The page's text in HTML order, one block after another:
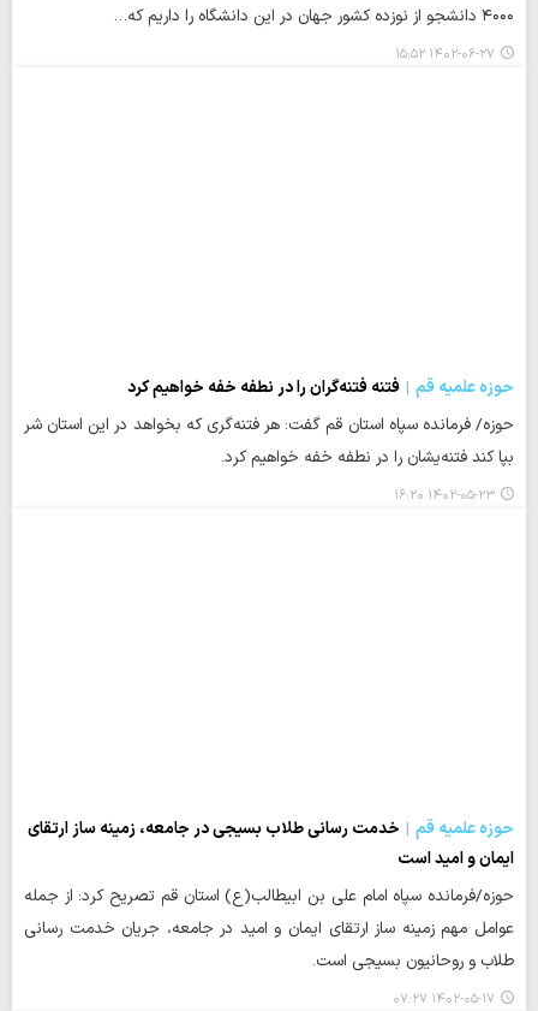
۴۰۰۰ دانشجو از نوزده کشور جهان در این دانشگاه را داریم که…
۱۴۰۲-۰۶-۲۷ ۱۵:۵۲
حوزه علمیه قم
فتنه‌ فتنه‌گران را در نطفه خفه ‌خواهیم کرد
حوزه/ فرمانده سپاه استان قم گفت: هر فتنه‌گری که بخواهد در این استان شر
بپا کند فتنه‌یشان را در نطفه خفه خواهیم کرد.
۱۴۰۲-۰۵-۲۳ ۱۶:۲۰
حوزه علمیه قم
خدمت رسانی طلاب بسیجی در جامعه، زمینه ساز ارتقای
ایمان و امید است
حوزه/فرمانده سپاه امام علی بن ابیطالب(ع) استان قم تصریح کرد: از جمله
عوامل مهم زمینه ساز ارتقای ایمان و امید در جامعه، جریان خدمت رسانی
طلاب و روحانیون بسیجی است.
۱۴۰۲-۰۵-۱۷ ۰۷:۲۷